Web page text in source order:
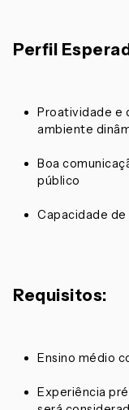
Perfil
Proatividade e
ambiente
Boa
público
Capacidade
Requisitos:
Ensino médio
Experiência